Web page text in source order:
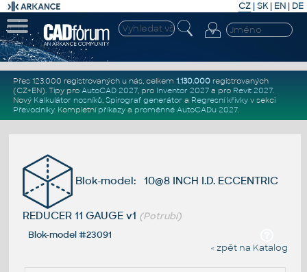
CZ | SK| EN | DE
Přes 123.000 registrovaných u nás, celkem 1.130.000registrovaných
(CZ+EN). Tipy pro AutoCAD 2027, pro Inventor 2027a pro Revit 2027.
Nový Kalkulátor nosníků, Spirograf generátor a Regresní křivkyv sekci
Převodníky. Kompletní příkazya proměnné AutoCADu 2027.
Blok-model: 10@8 INCH I.D. ECCENTRIC
REDUCER 11 GAUGE v1 (Potrubí)
Blok-model #23091
« zpět na Katalog